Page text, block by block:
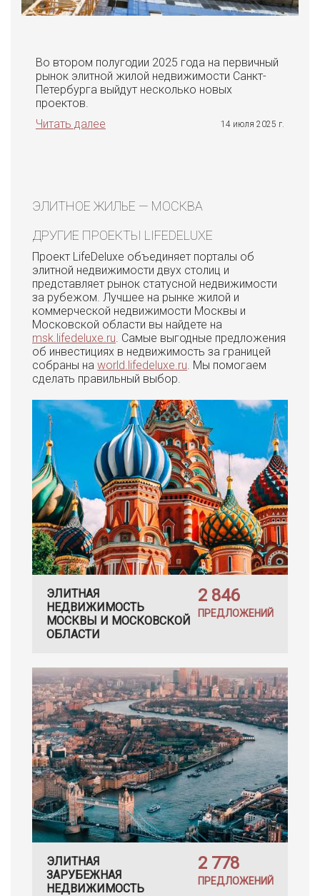
Во втором полугодии 2025 года на первичный
рынок элитной жилой недвижимости Санкт-
Петербурга выйдут несколько новых
проектов.
Читать далее
14 июля 2025 г.
ЭЛИТНОЕ ЖИЛЬЕ — МОСКВА
ДРУГИЕ ПРОЕКТЫ LIFEDELUXE
Проект LifeDeluxe объединяет порталы об
элитной недвижимости двух столиц и
представляет рынок статусной недвижимости
за рубежом. Лучшее на рынке жилой и
коммерческой недвижимости Москвы и
Московской области вы найдете на
msk.lifedeluxe.ru . Самые выгодные предложения
об инвестициях в недвижимость за границей
собраны на world.lifedeluxe.ru . Мы помогаем
сделать правильный выбор.
ЭЛИТНАЯ
НЕДВИЖИМОСТЬ
МОСКВЫ И МОСКОВСКОЙ
ОБЛАСТИ
2 846
ПРЕДЛОЖЕНИЙ
ЭЛИТНАЯ
ЗАРУБЕЖНАЯ
НЕДВИЖИМОСТЬ
2 778
ПРЕДЛОЖЕНИЙ